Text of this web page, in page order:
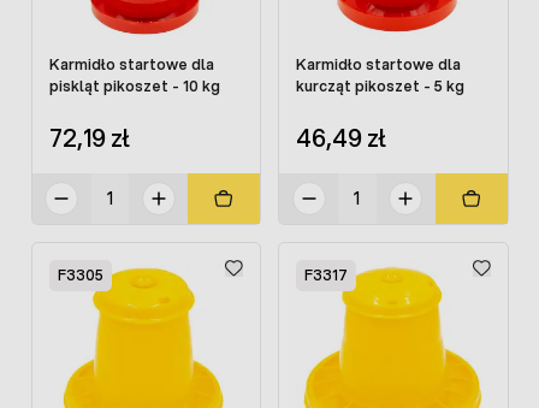
Karmidło startowe dla
piskląt pikoszet - 10 kg
72,19 zł
Karmidło startowe dla
kurcząt pikoszet - 5 kg
46,49 zł
F3305 F3317